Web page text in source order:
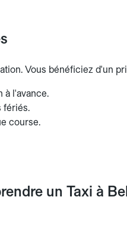
Vous bénéficiez d'un
à l'avance.
fériés.
course.
un Taxi à